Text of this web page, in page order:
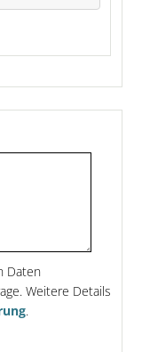
Daten
Weitere Details
.